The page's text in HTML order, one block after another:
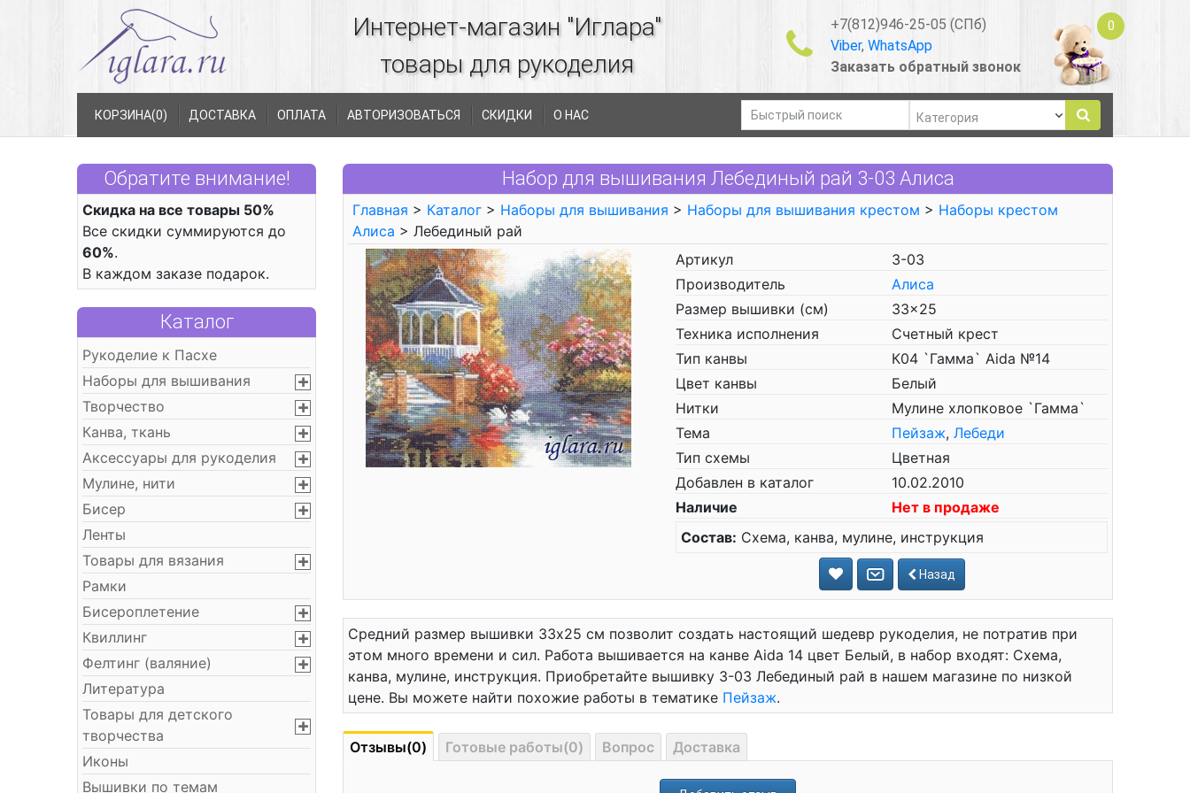
Интернет-магазин "Иглара"
товары для рукоделия
+7(812)946-25-05 (СПб)
Viber, WhatsApp
Заказать обратный звонок
0
КОРЗИНА(0) ДОСТАВКА ОПЛАТА АВТОРИЗОВАТЬСЯ СКИДКИ О НАС
Обратите внимание!
Скидка на все товары 50%
Все скидки суммируются до
60%.
В каждом заказе подарок.
Каталог
Рукоделие к Пасхе
Наборы для вышивания
Творчество
Канва, ткань
Аксессуары для рукоделия
Мулине, нити
Бисер
Ленты
Товары для вязания
Рамки
Бисероплетение
Квиллинг
Фелтинг (валяние)
Литература
Товары для детского
творчества
Иконы
Вышивки по темам
Набор для вышивания Лебединый рай 3-03 Алиса
Главная > Каталог > Наборы для вышивания > Наборы для вышивания крестом > Наборы крестом
Алиса > Лебединый рай
Артикул
3-03
Производитель
Алиса
Размер вышивки (см)
33x25
Техника исполнения
Счетный крест
Тип канвы
К04 `Гамма` Aida №14
Цвет канвы
Белый
Нитки
Мулине хлопковое `Гамма`
Тема
Пейзаж, Лебеди
Тип схемы
Цветная
Добавлен в каталог
10.02.2010
Наличие
Нет в продаже
Состав: Схема, канва, мулине, инструкция
Назад
Средний размер вышивки 33x25 см позволит создать настоящий шедевр рукоделия, не потратив при
этом много времени и сил. Работа вышивается на канве Aida 14 цвет Белый, в набор входят: Схема,
канва, мулине, инструкция. Приобретайте вышивку 3-03 Лебединый рай в нашем магазине по низкой
цене. Вы можете найти похожие работы в тематике Пейзаж.
Отзывы(0) Готовые работы(0) Вопрос Доставка